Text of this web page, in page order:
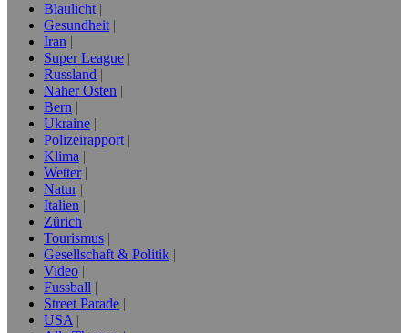
Blaulicht
Gesundheit
Iran
Super League
Russland
Naher Osten
Bern
Ukraine
Polizeirapport
Klima
Wetter
Natur
Italien
Zürich
Tourismus
Gesellschaft & Politik
Video
Fussball
Street Parade
USA